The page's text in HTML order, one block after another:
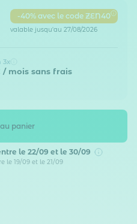
-40% avec le code ZEN40
valable jusqu'au 27/08/2026
3x
/ mois sans frais
panier
le 22/09 et le 30/09
le 19/09 et le 21/09